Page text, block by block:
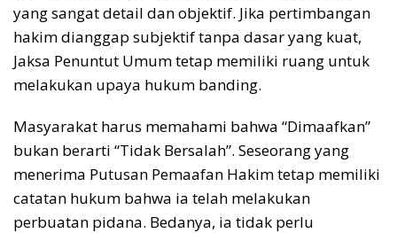
yang sangat detail dan objektif. Jika pertimbangan
hakim dianggap subjektif tanpa dasar yang kuat,
Jaksa Penuntut Umum tetap memiliki ruang untuk
melakukan upaya hukum banding.
Masyarakat harus memahami bahwa “Dimaafkan”
bukan berarti “Tidak Bersalah”. Seseorang yang
menerima Putusan Pemaafan Hakim tetap memiliki
catatan hukum bahwa ia telah melakukan
perbuatan pidana. Bedanya, ia tidak perlu